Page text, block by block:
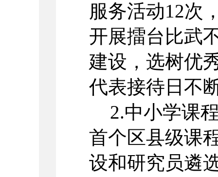
服务活动12次
开展擂台比武
建设，选树优
代表接待日不
2.中小学课
首个区县级课
设和研究员遴